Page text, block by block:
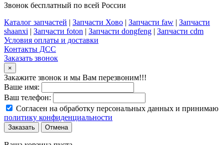
Звонок бесплатный по всей России
Каталог запчастей | Запчасти Хово | Запчасти faw | Запчасти
shaanxi | Запчасти foton | Запчасти dongfeng | Запчасти cdm
Условия оплаты и доставки
Контакты ДСС
Заказать звонок
×
Закажите звонок и мы Вам перезвоним!!!
Ваше имя:
Ваш телефон:
Согласен на обработку персональных данных и принимаю
политику конфиденциальности
Заказать Отмена